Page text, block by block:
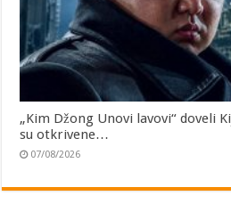
„Kim Džong Unovi lavovi“ doveli
su otkrivene…
07/08/2026